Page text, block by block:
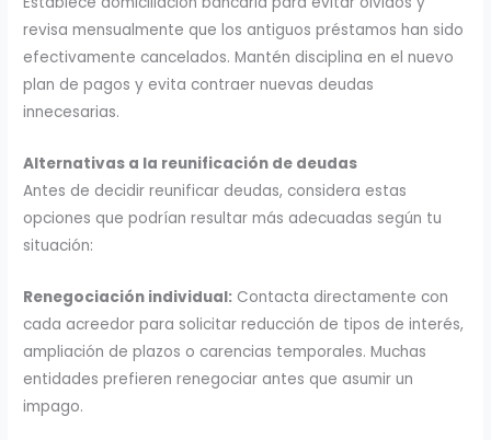
revisa mensualmente que los antiguos préstamos han sido
efectivamente cancelados. Mantén disciplina en el nuevo
plan de pagos y evita contraer nuevas deudas
innecesarias.
Alternativas a la reunificación de deudas
Antes de decidir reunificar deudas, considera estas
opciones que podrían resultar más adecuadas según tu
situación:
Renegociación individual: Contacta directamente con
cada acreedor para solicitar reducción de tipos de interés,
ampliación de plazos o carencias temporales. Muchas
entidades prefieren renegociar antes que asumir un
impago.